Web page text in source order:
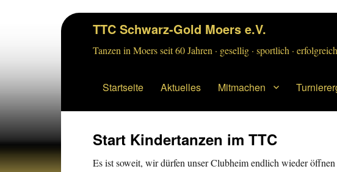
TTC Schwarz-Gold Moers e.V.
Tanzen in Moers seit 60 Jahren · gesellig · sportlich · erfolgreich
Startseite Aktuelles Mitmachen
Start Kindertanzen im TTC
Es ist soweit, wir dürfen unser Clubheim endlich wieder